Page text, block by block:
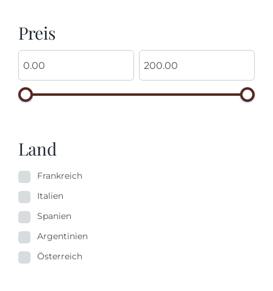
Preis
Land
Frankreich
Italien
Spanien
Argentinien
Österreich